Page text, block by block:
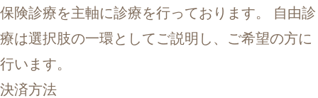
保険診療を主軸に診療を行っております。 自由診
療は選択肢の一環としてご説明し、ご希望の方に
行います。
決済方法